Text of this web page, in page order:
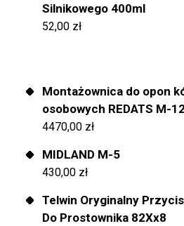
Silnikowego 400ml
52,00 zł
Montażownica do opon
osobowych REDATS M-
4470,00 zł
MIDLAND M-5
430,00 zł
Telwin Oryginalny
Do Prostownika 82Xx8